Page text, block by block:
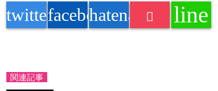
twitterfacebookhatenabookmark
line
関連記事